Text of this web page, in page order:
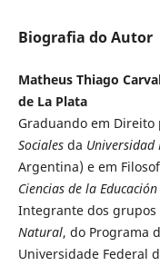
Biografia do Autor
Matheus Thiago
de La Plata
Graduando em Direito
Socialesda Universidad
Argentina) e em
Ciencias de la Educación
Integrante dos grupos
Natural, do Programa
Universidade Federal